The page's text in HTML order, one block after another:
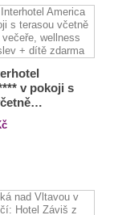
v pokoji s